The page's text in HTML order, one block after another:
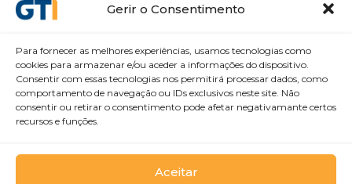
Gerir o Consentimento
Para fornecer as melhores experiências, usamos tecnologias como
cookies para armazenar e/ou aceder a informações do dispositivo.
Consentir com essas tecnologias nos permitirá processar dados, como
comportamento de navegação ou IDs exclusivos neste site. Não
consentir ou retirar o consentimento pode afetar negativamante certos
recursos e funções.
Aceitar
Desenvolvemos Pessoas e Organizações
GTI Portugal – Formação Profissional, S.A.